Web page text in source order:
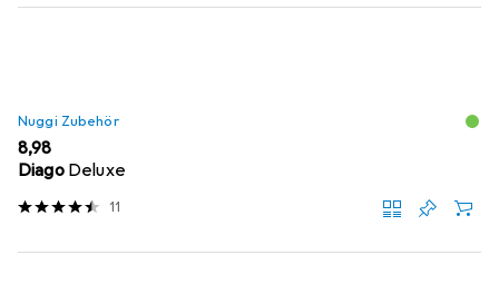
Nuggi Zubehör
EUR
8,98
Diago Deluxe
11